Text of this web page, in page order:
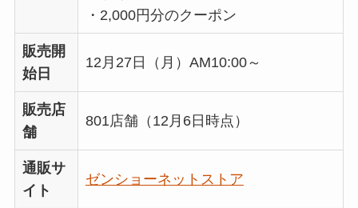
・2,000円分のクーポン
販売開
始日
12月27日（月）AM10:00～
販売店
舗
801店舗（12月6日時点）
通販サ
イト
ゼンショーネットストア